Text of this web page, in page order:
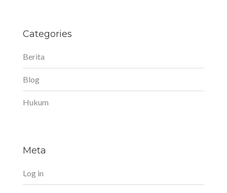
Categories
Berita
Blog
Hukum
Meta
Log in